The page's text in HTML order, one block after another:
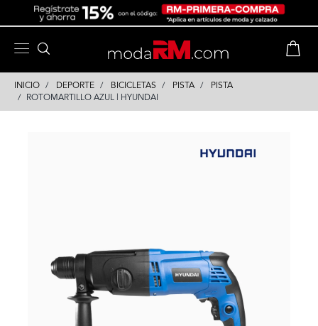
INICIO DEPORTE BICICLETAS PISTA
PISTA
ROTOMARTILLO AZUL | HYUNDAI